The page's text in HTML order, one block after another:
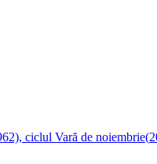
ciclul Vară de noiembrie(